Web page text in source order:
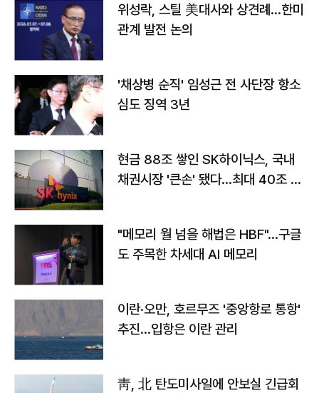
위성락, 스틸 美대사와 상견례…한미
관계 발전 논의
'채상병 순직' 임성근 전 사단장 항소
심도 징역 3년
현금 88조 쌓인 SK하이닉스, 국내
채권시장 '큰손' 됐다…최대 40조 투
"메모리 월 넘을 해법은 HBF"…구글
도 주목한 차세대 AI 메모리
이란·오만, 호르무즈 '중앙항로 통항'
추진…입항은 이란 관리
靑, 北 탄도미사일에 안보실 긴급회